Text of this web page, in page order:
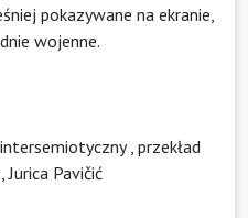
pokazywane na ekranie,
wojenne.
, przekład
,Jurica Pavičić